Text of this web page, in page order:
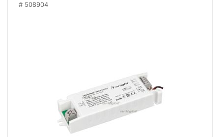
508904